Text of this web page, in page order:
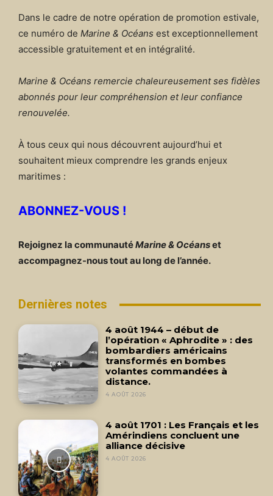
Dans le cadre de notre opération de promotion estivale,
ce numéro de Marine & Océans est exceptionnellement
accessible gratuitement et en intégralité.
Marine & Océans remercie chaleureusement ses fidèles
abonnés pour leur compréhension et leur confiance
renouvelée.
À tous ceux qui nous découvrent aujourd’hui et
souhaitent mieux comprendre les grands enjeux
maritimes :
ABONNEZ-VOUS !
Rejoignez la communautéMarine & Océanset
accompagnez-nous tout au long de l’année.
Dernières notes
4 août 1944 – début de
l’opération « Aphrodite » : des
bombardiers américains
transformés en bombes
volantes commandées à
distance.
4 AOÛT 2026
4 août 1701 : Les Français et les
Amérindiens concluent une
alliance décisive
4 AOÛT 2026